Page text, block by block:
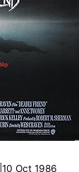
10 Oct 1986